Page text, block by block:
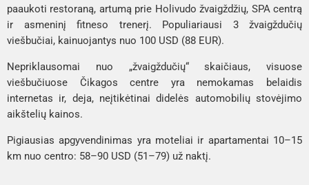
paaukoti restoraną, artumą prie Holivudo žvaigždžių, SPA centrą
ir asmeninį fitneso trenerį. Populiariausi 3 žvaigždučių
viešbučiai, kainuojantys nuo 100 USD (88 EUR).
Nepriklausomai nuo „žvaigždučių“ skaičiaus, visuose
viešbučiuose Čikagos centre yra nemokamas belaidis
internetas ir, deja, neįtikėtinai didelės automobilių stovėjimo
aikštelių kainos.
Pigiausias apgyvendinimas yra moteliai ir apartamentai 10–15
km nuo centro: 58–90 USD (51–79) už naktį.